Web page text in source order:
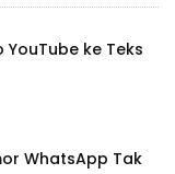
ke Teks
WhatsApp Tak